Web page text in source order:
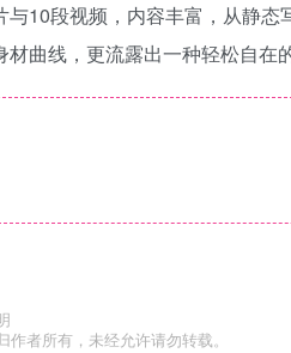
与10段视频，内容丰富，从静
材曲线，更流露出一种轻松自在
作者所有，未经允许请勿转载。